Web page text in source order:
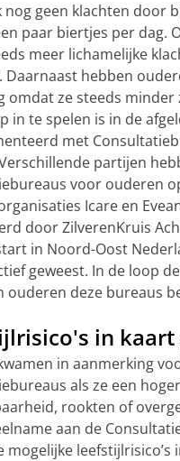
nog geen klachten door
paar biertjes per dag.
meer lichamelijke
Daarnaast hebben
omdat ze steeds minder
in te spelen is in de
met
partijen
voor ouderen
Icare en
door ZilverenKruis
in Noord-Oost
geweest. In de loop
ouderen deze bureaus
in
in aanmerking
als ze een
rookten of
aan de
mogelijke leefstijlrisico’s